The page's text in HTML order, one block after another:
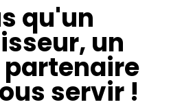
qu'un
un
servir !